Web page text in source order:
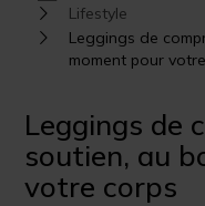
Lifestyle
Leggings de
moment pour
Leggings de
soutien, au
votre corps